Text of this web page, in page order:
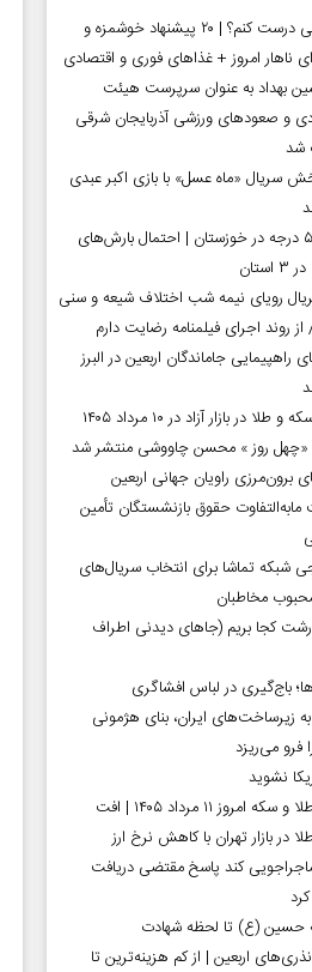
ناهار چی درست کنم؟ | ۲۰ پیشنهاد خوشمزه و
ناهار امروز + غذاهای فوری و اقتصادی
بهداد به عنوان سرپرست هیئت
و صعودهای ورزشی آذربایجان شرقی
شد
سریال «ماه عسل» با بازی اکبر عبدی
دمای ۵۰ درجه در خوزستان | احتمال بارش‌های
رویای نیمه شب اختلاف شیعه و سنی
روند اجرای فیلمنامه رضایت دارم
راهپیمایی جاماندگان اربعین در البرز
در بازار آزاد در ۱۰ مرداد ۱۴۰۵
| «چهل روز » محسن چاووشی منتشر شد
برون‌مرزی راویان جهانی اربعین
حقوق بازنشستگان تأمین
شبکه تماشا برای انتخاب سریال‌های
مخاطبان
کجا بریم (جاهای دیدنی اطراف
باج‌گیری در لباس افشاگری
زیرساخت‌های ایران، بنای هژمونی
فرو می‌ریزد
نشوید
قیمت طلا و سکه امروز ۱۱ مرداد ۱۴۰۵ | افت
در بازار تهران با کاهش نرخ ارز
کند پاسخ مقتضی دریافت
حسین (ع) تا لحظه شهادت
اربعین | از کم هزینه‌ترین تا
نخست روزنامه ها‌ی‌سه‌شنبه ۶ مردادماه